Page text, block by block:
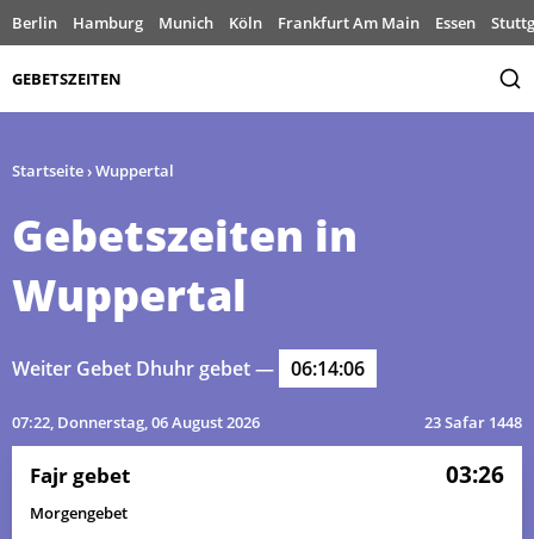
Berlin Hamburg Munich Köln Frankfurt Am Main Essen
GEBETSZEITEN
Startseite›Wuppertal
Gebetszeiten in
Wuppertal
Weiter Gebet Dhuhr gebet — 06:14:06
07:22, Donnerstag, 06 August 2026 23 Safar 1448
Fajr gebet 03:26
Morgengebet